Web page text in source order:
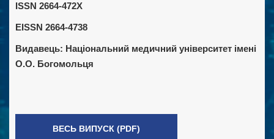
ISSN 2664-472X
EISSN 2664-4738
Видавець: Національний медичний університет імені
О.О. Богомольця
ВЕСЬ ВИПУСК (PDF)